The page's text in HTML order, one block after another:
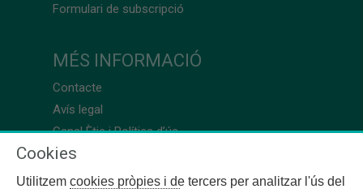
Formulari de subscripció
MÉS INFORMACIÓ
Contacte
Avís legal
Canal Ètic i Política d’ús
Cookies
Utilitzem cookies pròpies i de tercers per analitzar l'ús del